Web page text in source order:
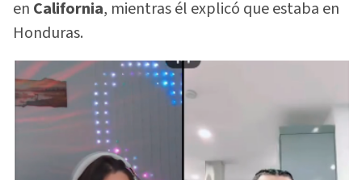
en California, mientras él explicó que estaba en
Honduras.